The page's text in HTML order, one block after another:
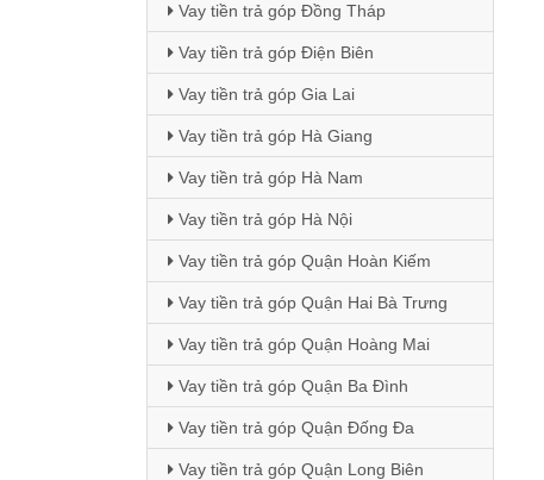
Vay tiền trả góp Đồng Tháp
Vay tiền trả góp Điện Biên
Vay tiền trả góp Gia Lai
Vay tiền trả góp Hà Giang
Vay tiền trả góp Hà Nam
Vay tiền trả góp Hà Nội
Vay tiền trả góp Quận Hoàn Kiếm
Vay tiền trả góp Quận Hai Bà Trưng
Vay tiền trả góp Quận Hoàng Mai
Vay tiền trả góp Quận Ba Đình
Vay tiền trả góp Quận Đống Đa
Vay tiền trả góp Quận Long Biên